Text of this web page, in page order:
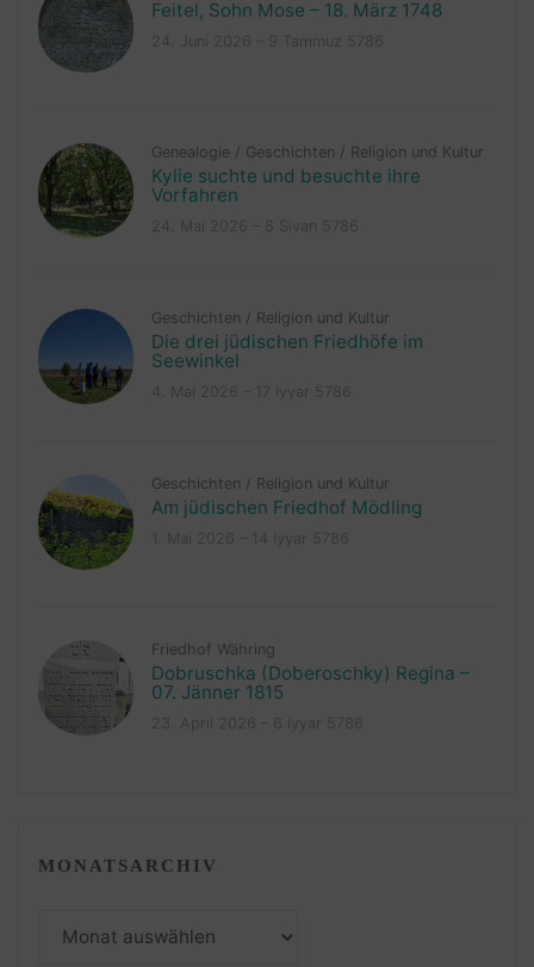
Feitel, Sohn Mose – 18. März 1748
Genealogie / Geschichten / Religion und Kultur
Kylie suchte und besuchte ihre
Vorfahren
Geschichten / Religion und Kultur
Die drei jüdischen Friedhöfe im
Seewinkel
Geschichten / Religion und Kultur
Am jüdischen Friedhof Mödling
Friedhof Währing
Dobruschka (Doberoschky) Regina –
07. Jänner 1815
MONATSARCHIV